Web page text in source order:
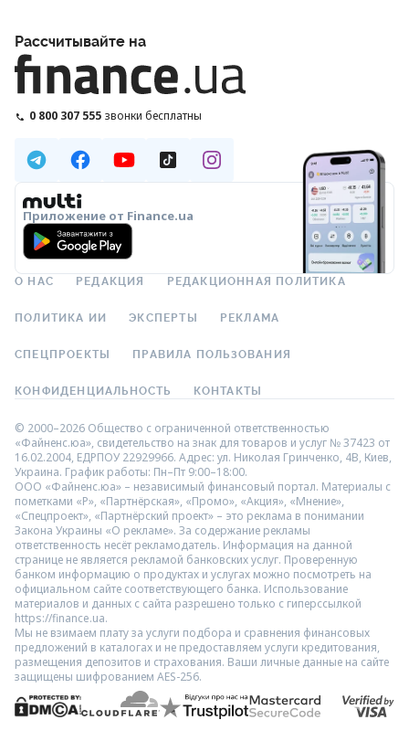
Рассчитывайте на
0 800 307 555 звонки бесплатны
Приложение от Finance.ua
О НАС РЕДАКЦИЯ РЕДАКЦИОННАЯ ПОЛИТИКА
ПОЛИТИКА ИИ ЭКСПЕРТЫ РЕКЛАМА
СПЕЦПРОЕКТЫ ПРАВИЛА ПОЛЬЗОВАНИЯ
КОНФИДЕНЦИАЛЬНОСТЬ КОНТАКТЫ
© 2000–2026 Общество с ограниченной ответственностью
«Файненс.юа», свидетельство на знак для товаров и услуг № 37423 от
16.02.2004, ЕДРПОУ 22929966. Адрес: ул. Николая Гринченко, 4В, Киев,
Украина. График работы: Пн–Пт 9:00–18:00.
ООО «Файненс.юа» – независимый финансовый портал. Материалы с
пометками «Р», «Партнёрская», «Промо», «Акция», «Мнение»,
«Спецпроект», «Партнёрский проект» – это реклама в понимании
Закона Украины «О рекламе». За содержание рекламы
ответственность несёт рекламодатель. Информация на данной
странице не является рекламой банковских услуг. Проверенную
банком информацию о продуктах и услугах можно посмотреть на
официальном сайте соответствующего банка. Использование
материалов и данных с сайта разрешено только с гиперссылкой
https://finance.ua.
Мы не взимаем плату за услуги подбора и сравнения финансовых
предложений в каталогах и не предоставляем услуги кредитования,
размещения депозитов и страхования. Ваши личные данные на сайте
защищены шифрованием AES-256.